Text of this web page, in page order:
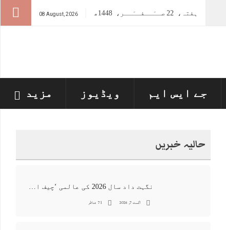
08 August, 2026 ہفتہ، 22 صــَــفــَــر، 1448ھ
جے ایس ایم ویڈیوز مزید
حالیہ خبریں
نگہت داد سال 2026 کی عالمی ‘چیف ان اے آئی 100’ فہرست میں شامل
اگست 7, 2026 71 مناظر